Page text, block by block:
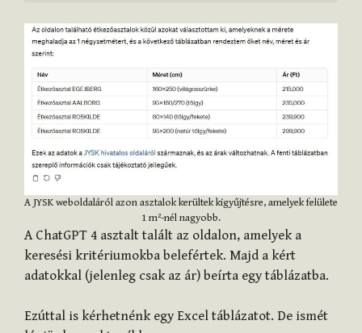
A JYSK weboldaláról azon asztalok kerültek kigyűjtésre, amelyek felülete
1 m²-nél nagyobb.
A ChatGPT 4 asztalt talált az oldalon, amelyek a
keresési kritériumokba belefértek. Majd a kért
adatokkal (jelenleg csak az ár) beírta egy táblázatba.
Ezúttal is kérhetnénk egy Excel táblázatot. De ismét